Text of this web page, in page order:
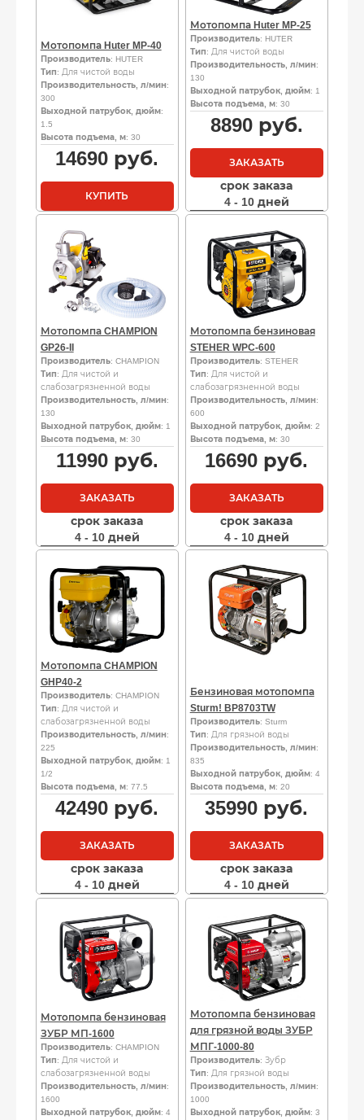
Мотопомпа Huter MP-40
Производитель: HUTER
Тип: Для чистой воды
Производительность, л/мин:
300
Выходной патрубок, дюйм:
1.5
Высота подъема, м: 30
14690 руб.
КУПИТЬ
Мотопомпа Huter MP-25
Производитель: HUTER
Тип: Для чистой воды
Производительность, л/мин:
130
Выходной патрубок, дюйм: 1
Высота подъема, м: 30
8890руб.
ЗАКАЗАТЬ
срок заказа
4 - 10 дней
Мотопомпа CHAMPION
GP26-II
Производитель: CHAMPION
Тип: Для чистой и
слабозагрязненной воды
Производительность, л/мин:
130
Выходной патрубок, дюйм: 1
Высота подъема, м: 30
11990руб.
ЗАКАЗАТЬ
срок заказа
4 - 10 дней
Мотопомпа бензиновая
STEHER WPC-600
Производитель: STEHER
Тип: Для чистой и
слабозагрязненной воды
Производительность, л/мин:
600
Выходной патрубок, дюйм: 2
Высота подъема, м: 30
16690 руб.
ЗАКАЗАТЬ
срок заказа
4 - 10 дней
Мотопомпа CHAMPION
GHP40-2
Производитель: CHAMPION
Тип: Для чистой и
слабозагрязненной воды
Производительность, л/мин:
225
Выходной патрубок, дюйм: 1
1/2
Высота подъема, м: 77.5
42490 руб.
ЗАКАЗАТЬ
срок заказа
4 - 10 дней
Бензиновая мотопомпа
Sturm! BP8703TW
Производитель: Sturm
Тип: Для грязной воды
Производительность, л/мин:
835
Выходной патрубок, дюйм: 4
Высота подъема, м: 20
35990 руб.
ЗАКАЗАТЬ
срок заказа
4 - 10 дней
Мотопомпа бензиновая
ЗУБР МП-1600
Производитель: CHAMPION
Тип: Для чистой и
слабозагрязненной воды
Производительность, л/мин:
1600
Выходной патрубок, дюйм: 4
Мотопомпа бензиновая
для грязной воды ЗУБР
МПГ-1000-80
Производитель: Зубр
Тип: Для грязной воды
Производительность, л/мин:
1000
Выходной патрубок, дюйм: 3